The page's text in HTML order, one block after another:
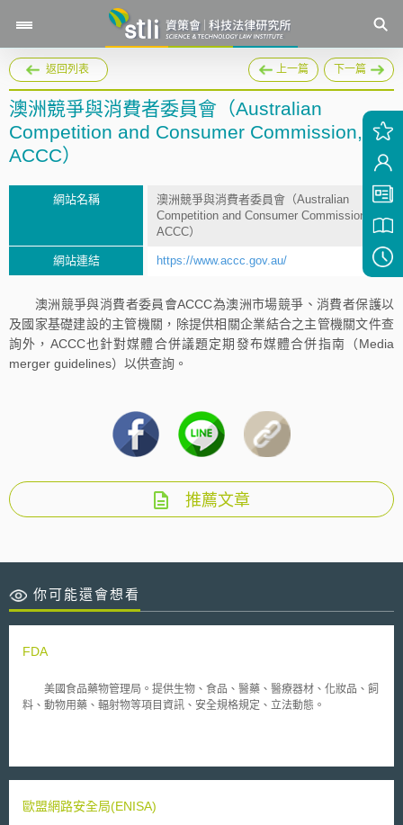
返回列表 上一篇 下一篇
澳洲競爭與消費者委員會（Australian
Competition and Consumer Commission,
ACCC）
網站名稱
澳洲競爭與消費者委員會（Australian
Competition and Consumer Commission,
ACCC）
網站連結 https://www.accc.gov.au/
澳洲競爭與消費者委員會ACCC為澳洲市場競爭、消費者保護以
及國家基礎建設的主管機關，除提供相關企業結合之主管機關文件查
詢外，ACCC也針對媒體合併議題定期發布媒體合併指南（Media
merger guidelines）以供查詢。
推薦文章
你可能還會想看
FDA
美國食品藥物管理局。提供生物、食品、醫藥、醫療器材、化妝品、飼
料、動物用藥、輻射物等項目資訊、安全規格規定、立法動態。
歐盟網路安全局(ENISA)